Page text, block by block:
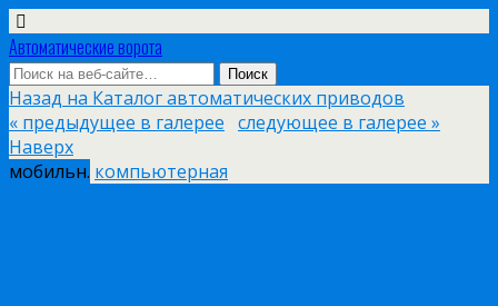
Автоматические ворота
Назад на Каталог автоматических приводов
« предыдущее в галерее следующее в галерее »
Наверх
мобильн. компьютерная